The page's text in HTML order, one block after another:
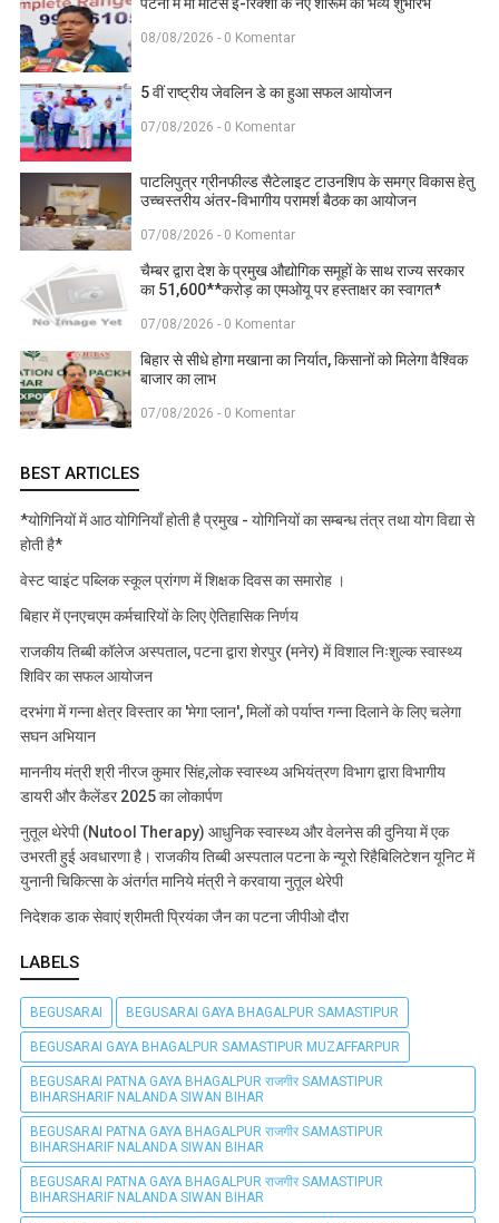
पटना में माँ मोटर्स ई-रिक्शा के नए शोरूम का भव्य शुभारंभ
08/08/2026 - 0 Komentar
5 वीं राष्ट्रीय जेवलिन डे का हुआ सफल आयोजन
07/08/2026 - 0 Komentar
पाटलिपुत्र ग्रीनफील्ड सैटेलाइट टाउनशिप के समग्र विकास हेतु
उच्चस्तरीय अंतर-विभागीय परामर्श बैठक का आयोजन
07/08/2026 - 0 Komentar
चैम्बर द्वारा देश के प्रमुख औद्योगिक समूहों के साथ राज्य सरकार
का 51,600**करोड़ का एमओयू पर हस्ताक्षर का स्वागत*
07/08/2026 - 0 Komentar
बिहार से सीधे होगा मखाना का निर्यात, किसानों को मिलेगा वैश्विक
बाजार का लाभ
07/08/2026 - 0 Komentar
BEST ARTICLES
*योगिनियों में आठ योगिनियाँ होती है प्रमुख - योगिनियों का सम्बन्ध तंत्र तथा योग विद्या से
होती है*
वेस्ट प्वाइंट पब्लिक स्कूल प्रांगण में शिक्षक दिवस का समारोह ।
बिहार में एनएचएम कर्मचारियों के लिए ऐतिहासिक निर्णय
राजकीय तिब्बी कॉलेज अस्पताल, पटना द्वारा शेरपुर (मनेर) में विशाल निःशुल्क स्वास्थ्य
शिविर का सफल आयोजन
दरभंगा में गन्ना क्षेत्र विस्तार का 'मेगा प्लान', मिलों को पर्याप्त गन्ना दिलाने के लिए चलेगा
सघन अभियान
माननीय मंत्री श्री नीरज कुमार सिंह,लोक स्वास्थ्य अभियंत्रण विभाग द्वारा विभागीय
डायरी और कैलेंडर 2025 का लोकार्पण
नुतूल थेरेपी (Nutool Therapy) आधुनिक स्वास्थ्य और वेलनेस की दुनिया में एक
उभरती हुई अवधारणा है। राजकीय तिब्बी अस्पताल पटना के न्यूरो रिहैबिलिटेशन यूनिट में
युनानी चिकित्सा के अंतर्गत मानिये मंत्री ने करवाया नुतूल थेरेपी
निदेशक डाक सेवाएं श्रीमती प्रियंका जैन का पटना जीपीओ दौरा
LABELS
BEGUSARAI BEGUSARAI GAYA BHAGALPUR SAMASTIPUR
BEGUSARAI GAYA BHAGALPUR SAMASTIPUR MUZAFFARPUR
BEGUSARAI PATNA GAYA BHAGALPUR राजगीर SAMASTIPUR
BIHARSHARIF NALANDA SIWAN BIHAR
BEGUSARAI PATNA GAYA BHAGALPUR राजगीर SAMASTIPUR
BIHARSHARIF NALANDA SIWAN BIHAR
BEGUSARAI PATNA GAYA BHAGALPUR राजगीर SAMASTIPUR
BIHARSHARIF NALANDA SIWAN BIHAR